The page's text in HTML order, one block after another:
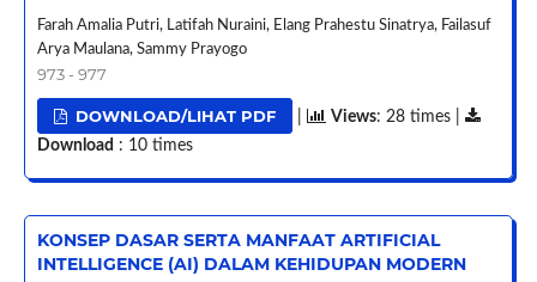
Farah Amalia Putri, Latifah Nuraini, Elang Prahestu Sinatrya, Failasuf
Arya Maulana, Sammy Prayogo
973 - 977
DOWNLOAD/LIHAT PDF Views: 28 times |
Download : 10 times
KONSEP DASAR SERTA MANFAAT ARTIFICIAL
INTELLIGENCE (AI) DALAM KEHIDUPAN MODERN